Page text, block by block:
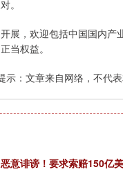
。
展，欢迎包括中国国内
当权益。
示：文章来自网络，不代表
意诽谤！要求索赔150亿